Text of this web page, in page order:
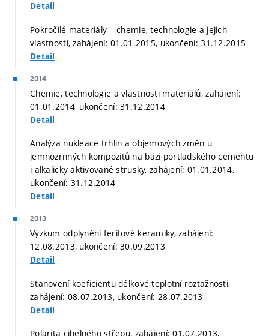
Detail
Pokročilé materiály – chemie, technologie a jejich
vlastnosti, zahájení: 01.01.2015, ukončení: 31.12.2015
Detail
2014
Chemie, technologie a vlastnosti materiálů, zahájení:
01.01.2014, ukončení: 31.12.2014
Detail
Analýza nukleace trhlin a objemových změn u
jemnozrnných kompozitů na bázi portladského cementu
i alkalicky aktivované strusky, zahájení: 01.01.2014,
ukončení: 31.12.2014
Detail
2013
Výzkum odplynění feritové keramiky, zahájení:
12.08.2013, ukončení: 30.09.2013
Detail
Stanovení koeficientu délkové teplotní roztažnosti,
zahájení: 08.07.2013, ukončení: 28.07.2013
Detail
Polarita cihelného střepu, zahájení: 01.07.2013,